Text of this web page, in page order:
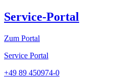
Service-Portal
Zum Portal
Service Portal
+49 89 450974-0